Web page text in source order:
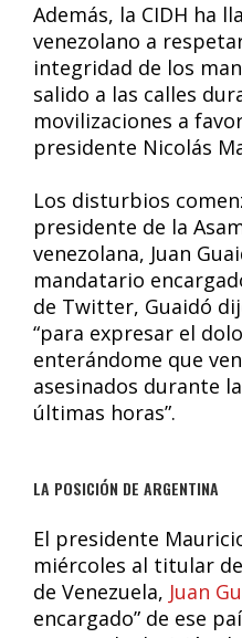
Además, la CIDH ha
venezolano a
integridad de los
salido a las calles
movilizaciones a
presidente Nicolás
Los disturbios
presidente de la
venezolana, Juan
mandatario
de Twitter, Guaidó
“para expresar el
enterándome que
asesinados durante
últimas horas”.
LA POSICIÓN DE ARGENTINA
El presidente
miércoles al titular
de Venezuela, Juan
encargado” de ese